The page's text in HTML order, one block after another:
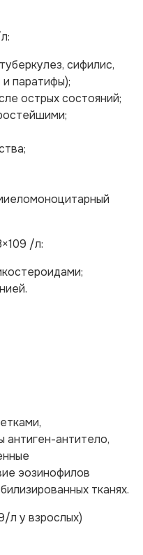
сифилис,
паратифы);
острых состояний;
/л:
антитело,
эозинофилов
тканях.
л у взрослых)